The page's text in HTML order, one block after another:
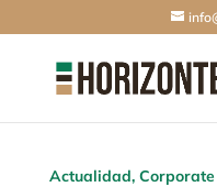
Actualidad, Corporate